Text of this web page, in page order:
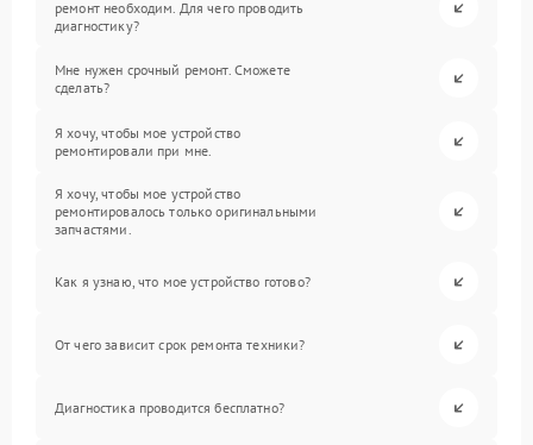
ремонт необходим. Для чего проводить
диагностику?
Мне нужен срочный ремонт. Сможете
сделать?
Я хочу, чтобы мое устройство
ремонтировали при мне.
Я хочу, чтобы мое устройство
ремонтировалось только оригинальными
запчастями.
Как я узнаю, что мое устройство готово?
От чего зависит срок ремонта техники?
Диагностика проводится бесплатно?